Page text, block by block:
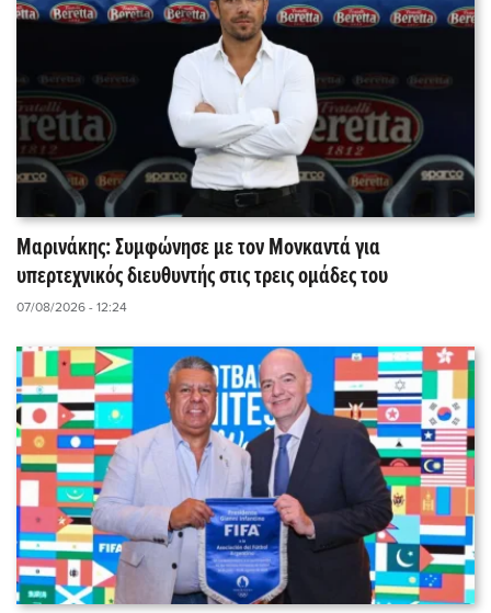
Μαρινάκης: Συμφώνησε με τον Μονκαντά για
υπερτεχνικός διευθυντής στις τρεις ομάδες του
07/08/2026 - 12:24